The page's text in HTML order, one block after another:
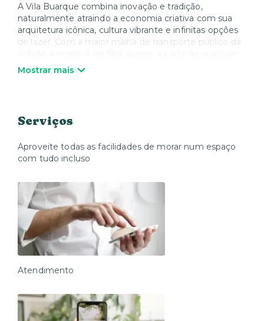
A Vila Buarque combina inovação e tradição,
naturalmente atraindo a economia criativa com sua
arquitetura icônica, cultura vibrante e infinitas opções
de lazer. Com a maior malha de transporte público da
ponto, especialmente do CasaTB Ipiranga, a apenas
com praticidade e conforto.
Mostrar mais
Serviços
Aproveite todas as facilidades de morar num espaço
com tudo incluso
Atendimento